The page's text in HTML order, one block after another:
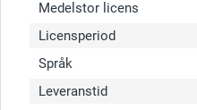
Medelstor licens
Licensperiod
Språk
Leveranstid